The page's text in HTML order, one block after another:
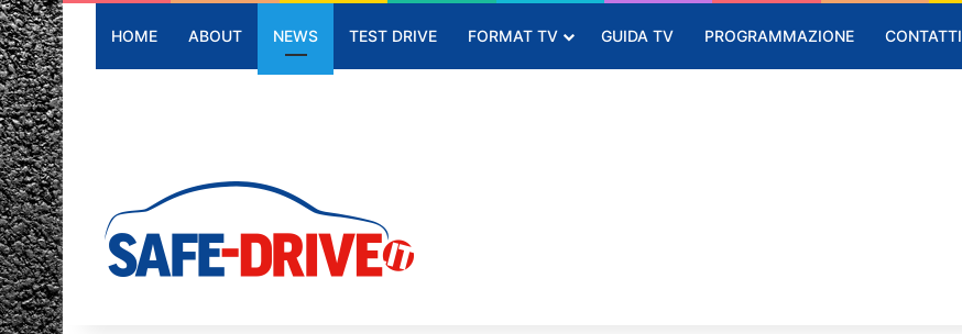
HOME ABOUT NEWS TEST DRIVE FORMAT TV GUIDA TV PROGRAMMAZIONE CONTATTI